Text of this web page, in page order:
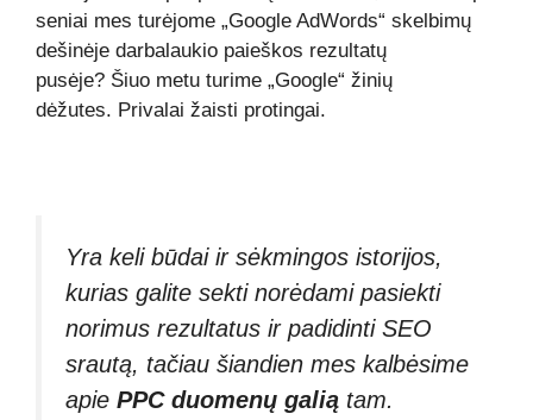
seniai mes turėjome „Google AdWords“ skelbimų
dešinėje darbalaukio paieškos rezultatų
pusėje? Šiuo metu turime „Google“ žinių
dėžutes. Privalai žaisti protingai.
Yra keli būdai ir sėkmingos istorijos,
kurias galite sekti norėdami pasiekti
norimus rezultatus ir padidinti SEO
srautą, tačiau šiandien mes kalbėsime
apie PPC duomenų galią tam.